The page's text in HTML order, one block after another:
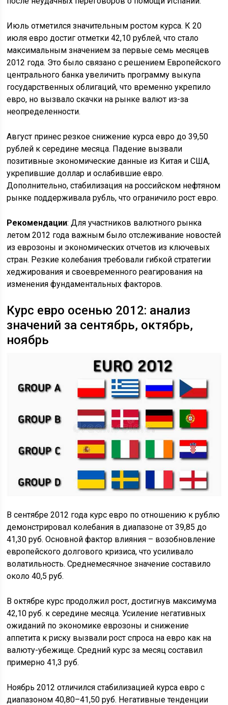
Июль отметился значительным ростом курса. К 20
июля евро достиг отметки 42,10 рублей, что стало
максимальным значением за первые семь месяцев
2012 года. Это было связано с решением Европейского
центрального банка увеличить программу выкупа
государственных облигаций, что временно укрепило
евро, но вызвало скачки на рынке валют из-за
неопределенности.
Август принес резкое снижение курса евро до 39,50
рублей к середине месяца. Падение вызвали
позитивные экономические данные из Китая и США,
укрепившие доллар и ослабившие евро.
Дополнительно, стабилизация на российском нефтяном
рынке поддерживала рубль, что ограничило рост евро.
Рекомендации: Для участников валютного рынка
летом 2012 года важным было отслеживание новостей
из еврозоны и экономических отчетов из ключевых
стран. Резкие колебания требовали гибкой стратегии
хеджирования и своевременного реагирования на
изменения фундаментальных факторов.
Курс евро осенью 2012: анализ
значений за сентябрь, октябрь,
ноябрь
В сентябре 2012 года курс евро по отношению к рублю
демонстрировал колебания в диапазоне от 39,85 до
41,30 руб. Основной фактор влияния – возобновление
европейского долгового кризиса, что усиливало
волатильность. Среднемесячное значение составило
около 40,5 руб.
В октябре курс продолжил рост, достигнув максимума
42,10 руб. к середине месяца. Усиление негативных
ожиданий по экономике еврозоны и снижение
аппетита к риску вызвали рост спроса на евро как на
валюту-убежище. Средний курс за месяц составил
примерно 41,3 руб.
Ноябрь 2012 отличился стабилизацией курса евро с
диапазоном 40,80–41,50 руб. Негативные тенденции